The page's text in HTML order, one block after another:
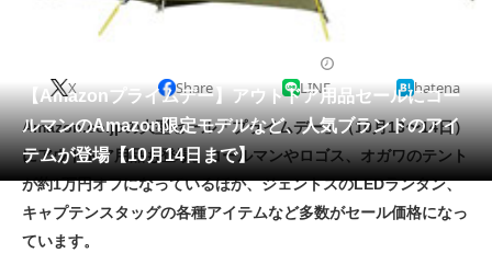
スポーツ・レジャー スマホ・携帯電話
ペット 家電
工具・DIY 本・DVD・CD
生活家電 生活用品
空調・季節家電 美容・コスメ
【Amazonプライムデー】アウトドア用品セールにコー
ルマンのAmazon限定モデルなど、人気ブランドのアイ
テムが登場【10月14日まで】
X Share LINE hatena
Amazon.co.jpの大型セール「プライムデー」（10月13〜14日）
にアウトドア用品も登場。コールマンやロゴス、オガワのテント
が約1万円オフになっているほか、ジェントスのLEDランタン、
キャプテンスタッグの各種アイテムなど多数がセール価格になっ
ています。